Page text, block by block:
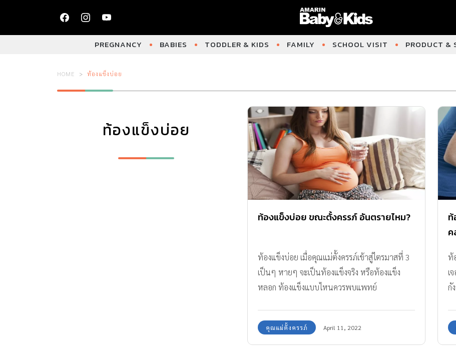
PREGNANCY BABIES TODDLER & KIDS FAMILY SCHOOL VISIT PRODUCT &
HOME ท้องแข็งบ่อย
ท้องแข็งบ่อย
ท้องแข็งบ่อย ขณะตั้งครรภ์ อันตรายไหม?
ท้องแข็งบ่อย เมื่อคุณแม่ตั้งครรภ์เข้าสู่ไตรมาสที่ 3
เป็นๆ หายๆ จะเป็นท้องแข็งจริง หรือท้องแข็ง
หลอก ท้องแข็งแบบไหนควรพบแพทย์
คุณแม่ตั้งครรภ์ April 11, 2022
ท้
ท้
เ
กั